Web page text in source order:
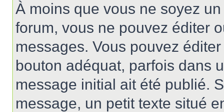
À moins que vous ne soyez
forum, vous ne pouvez éditer
messages. Vous pouvez
bouton adéquat, parfois dans
message initial ait été publié.
message, un petit texte situé